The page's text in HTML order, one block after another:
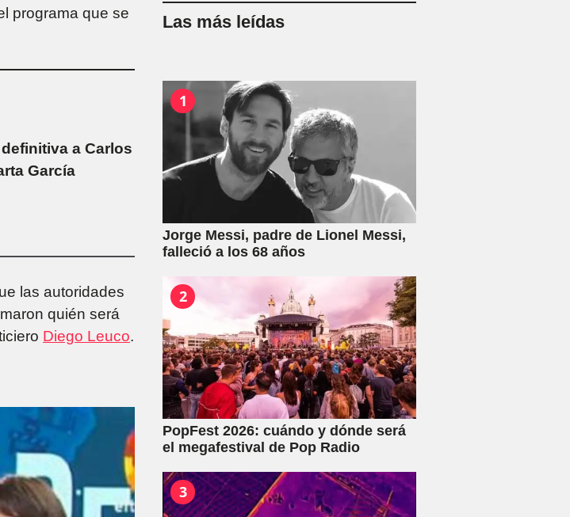
programa que se
a Carlos
García
las autoridades
quién será
Diego Leuco.
Las más leídas
1
Jorge Messi, padre de Lionel Messi,
falleció a los 68 años
2
PopFest 2026: cuándo y dónde será
el megafestival de Pop Radio
3